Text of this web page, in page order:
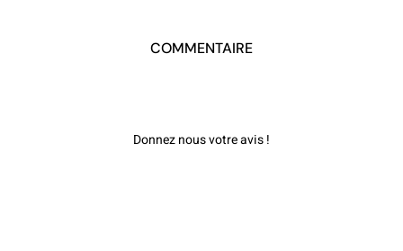
COMMENTAIRE
Donnez nous votre avis !